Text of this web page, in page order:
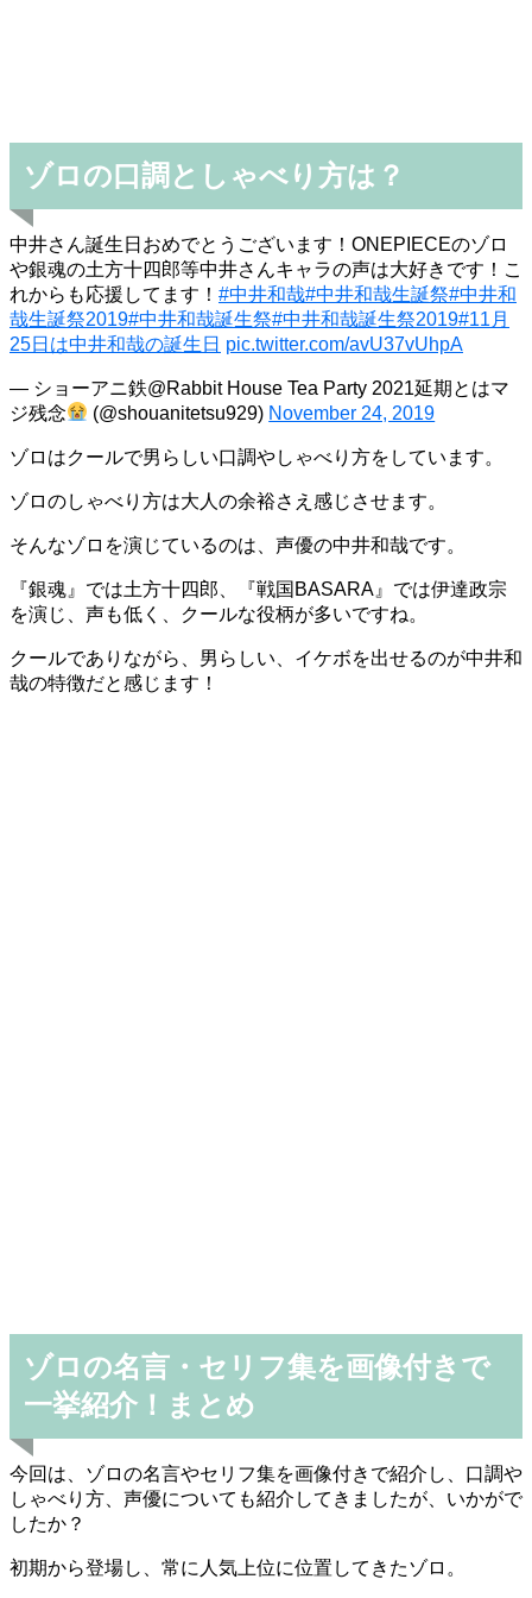
ゾロの口調としゃべり方は？
中井さん誕生日おめでとうございます！ONEPIECEのゾロ
や銀魂の土方十四郎等中井さんキャラの声は大好きです！こ
れからも応援してます！ #中井和哉#中井和哉生誕祭#中井和
哉生誕祭2019#中井和哉誕生祭#中井和哉誕生祭2019#11月
25日は中井和哉の誕生日 pic.twitter.com/avU37vUhpA
— ショーアニ鉄@Rabbit House Tea Party 2021延期とはマ
ジ残念
(@shouanitetsu929) November 24, 2019
ゾロはクールで男らしい口調やしゃべり方をしています。
ゾロのしゃべり方は大人の余裕さえ感じさせます。
そんなゾロを演じているのは、声優の中井和哉です。
『銀魂』では土方十四郎、『戦国BASARA』では伊達政宗
を演じ、声も低く、クールな役柄が多いですね。
クールでありながら、男らしい、イケボを出せるのが中井和
哉の特徴だと感じます！
ゾロの名言・セリフ集を画像付きで
一挙紹介！まとめ
今回は、ゾロの名言やセリフ集を画像付きで紹介し、口調や
しゃべり方、声優についても紹介してきましたが、いかがで
したか？
初期から登場し、常に人気上位に位置してきたゾロ。